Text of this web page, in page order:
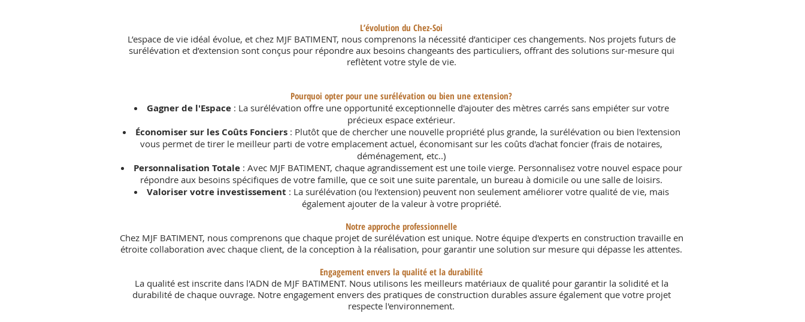
L’évolution du Chez-Soi
L’espace de vie idéal évolue, et chez MJF BATIMENT, nous comprenons la nécessité d’anticiper ces changements. Nos projets futurs de
surélévation et d’extension sont conçus pour répondre aux besoins changeants des particuliers, offrant des solutions sur-mesure qui
reflètent votre style de vie.
Pourquoi opter pour une surélévation ou bien une extension?
Gagner de l'Espace: La surélévation offre une opportunité exceptionnelle d'ajouter des mètres carrés sans empiéter sur votre
précieux espace extérieur.
Économiser sur les Coûts Fonciers : Plutôt que de chercher une nouvelle propriété plus grande, la surélévation ou bien l'extension
vous permet de tirer le meilleur parti de votre emplacement actuel, économisant sur les coûts d'achat foncier (frais de notaires,
déménagement, etc..)
Personnalisation Totale: Avec MJF BATIMENT, chaque agrandissement est une toile vierge. Personnalisez votre nouvel espace pour
répondre aux besoins spécifiques de votre famille, que ce soit une suite parentale, un bureau à domicile ou une salle de loisirs.
Valoriser votre investissement : La surélévation (ou l’extension) peuvent non seulement améliorer votre qualité de vie, mais
également ajouter de la valeur à votre propriété.
Notre approche professionnelle
Chez MJF BATIMENT, nous comprenons que chaque projet de surélévation est unique. Notre équipe d'experts en construction travaille en
étroite collaboration avec chaque client, de la conception à la réalisation, pour garantir une solution sur mesure qui dépasse les attentes.
Engagement envers la qualité et la durabilité
La qualité est inscrite dans l'ADN de MJF BATIMENT. Nous utilisons les meilleurs matériaux de qualité pour garantir la solidité et la
durabilité de chaque ouvrage. Notre engagement envers des pratiques de construction durables assure également que votre projet
respecte l'environnement.